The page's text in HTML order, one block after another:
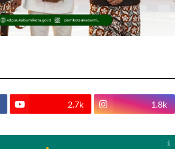
2.7k 1.8k